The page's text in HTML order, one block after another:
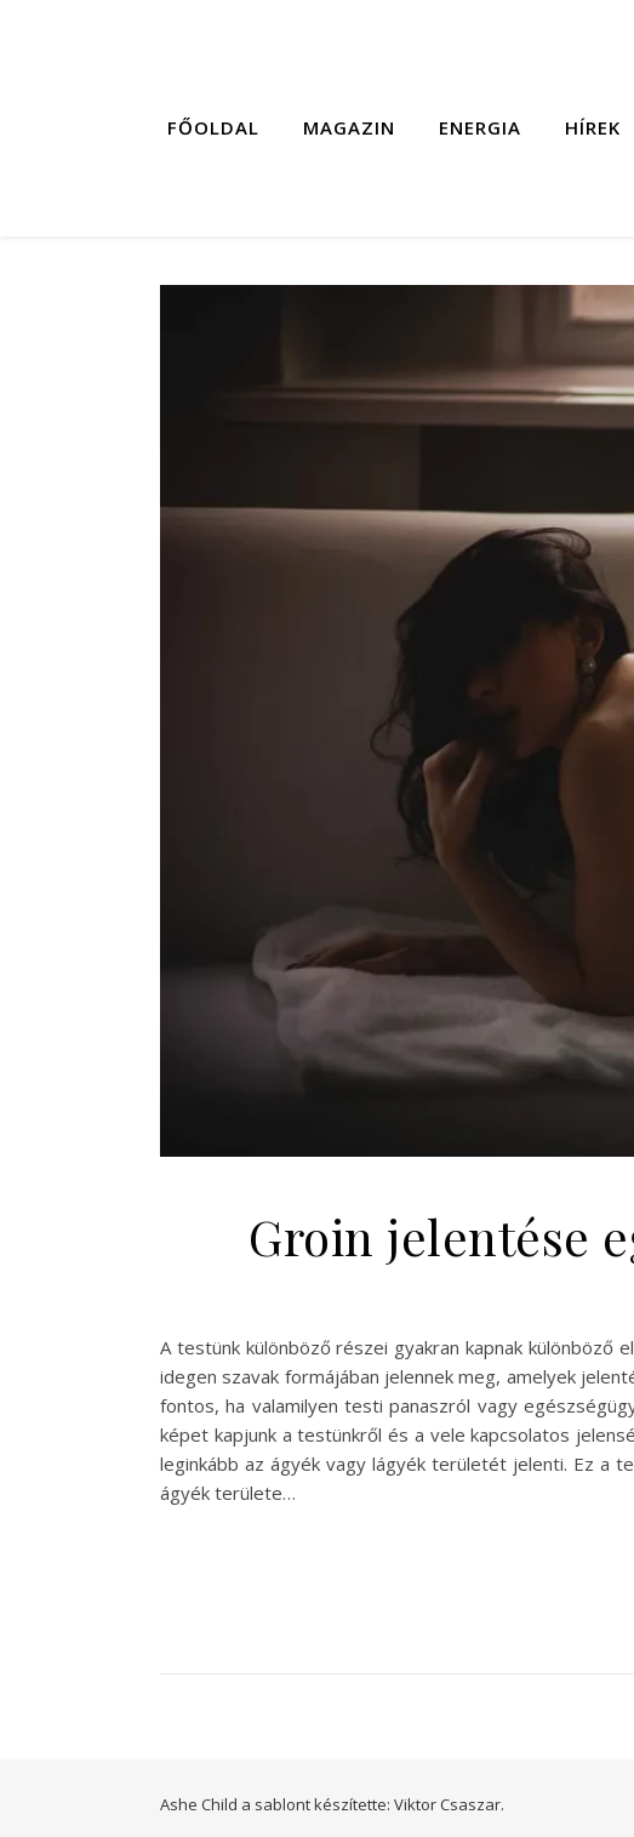
FŐOLDAL MAGAZIN ENERGIA HÍREK
Groin jelentése
A testünk különböző részei gyakran kapnak különböző
idegen szavak formájában jelennek meg, amelyek
fontos, ha valamilyen testi panaszról vagy
képet kapjunk a testünkről és a vele kapcsolatos
leginkább az ágyék vagy lágyék területét jelenti. Ez a
ágyék területe…
Ashe Child a sablont készítette: Viktor Csaszar.